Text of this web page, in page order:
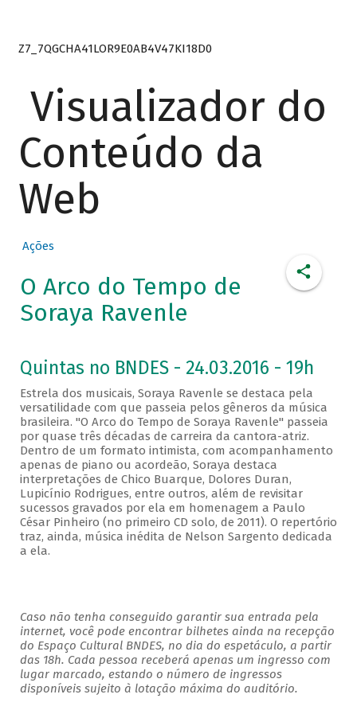
Z7_7QGCHA41LOR9E0AB4V47KI18D0
Visualizador do
Conteúdo da
Web
Ações
O Arco do Tempo de
Soraya Ravenle
Quintas no BNDES - 24.03.2016 - 19h
Estrela dos musicais, Soraya Ravenle se destaca pela
versatilidade com que passeia pelos gêneros da música
brasileira. "O Arco do Tempo de Soraya Ravenle" passeia
por quase três décadas de carreira da cantora-atriz.
Dentro de um formato intimista, com acompanhamento
apenas de piano ou acordeão, Soraya destaca
interpretações de Chico Buarque, Dolores Duran,
Lupicínio Rodrigues, entre outros, além de revisitar
sucessos gravados por ela em homenagem a Paulo
César Pinheiro (no primeiro CD solo, de 2011). O repertório
traz, ainda, música inédita de Nelson Sargento dedicada
a ela.
Caso não tenha conseguido garantir sua entrada pela
internet, você pode encontrar bilhetes ainda na recepção
do Espaço Cultural BNDES, no dia do espetáculo, a partir
das 18h. Cada pessoa receberá apenas um ingresso com
lugar marcado, estando o número de ingressos
disponíveis sujeito à lotação máxima do auditório.